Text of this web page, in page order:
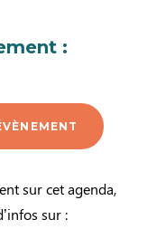
:
sur cet agenda,
sur :